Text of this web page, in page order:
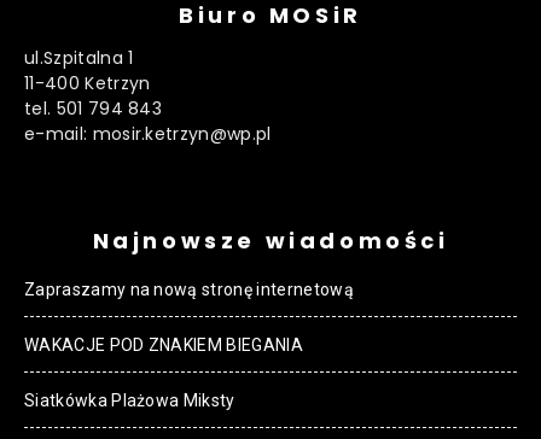
Biuro MOSiR
ul.Szpitalna 1
11-400 Ketrzyn
tel. 501 794 843
e-mail: mosir.ketrzyn@wp.pl
Najnowsze wiadomości
Zapraszamy na nową stronę internetową
WAKACJE POD ZNAKIEM BIEGANIA
Siatkówka Plażowa Miksty